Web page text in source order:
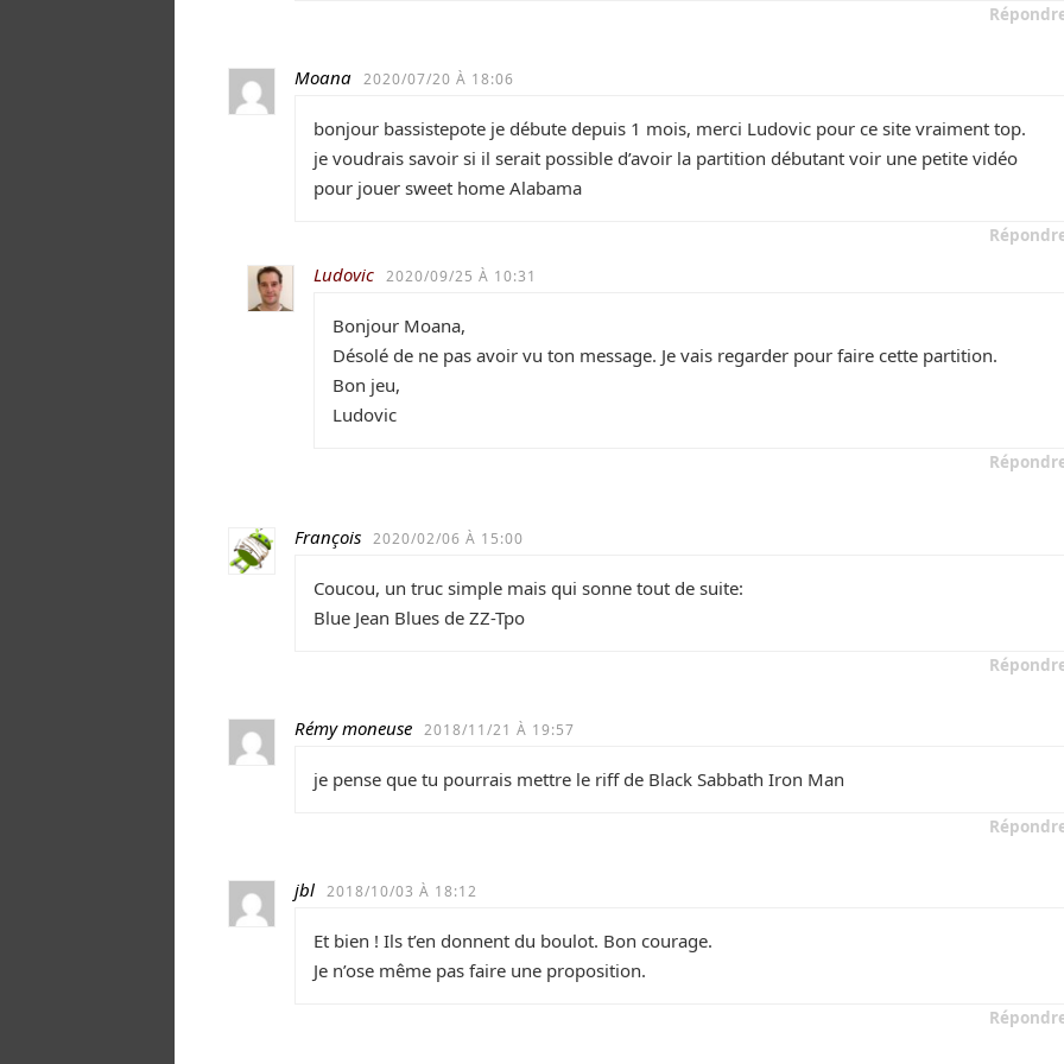
Moana 2020/07/20 À 18:06
bonjour bassistepote je débute depuis 1 mois, merci Ludovic pour ce site vraiment top.
je voudrais savoir si il serait possible d’avoir la partition débutant voir une petite vidéo
pour jouer sweet home Alabama
Ludovic 2020/09/25 À 10:31
Bonjour Moana,
Désolé de ne pas avoir vu ton message. Je vais regarder pour faire cette partition.
Bon jeu,
Ludovic
François 2020/02/06 À 15:00
Coucou, un truc simple mais qui sonne tout de suite:
Blue Jean Blues de ZZ-Tpo
Rémy moneuse 2018/11/21 À 19:57
je pense que tu pourrais mettre le riff de Black Sabbath Iron Man
jbl 2018/10/03 À 18:12
Et bien ! Ils t’en donnent du boulot. Bon courage.
Je n’ose même pas faire une proposition.